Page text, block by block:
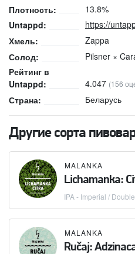
Плотность:
13.8%
Untappd:
https://
Хмель:
Zappa
Солод:
Pilsner ×
Рейтинг в
Untappd:
4.047 (156
Страна: Беларусь
Другие сорта
MALANKA
Lichamanka:
IPA - Imperial / Double
MALANKA
Ručaj: